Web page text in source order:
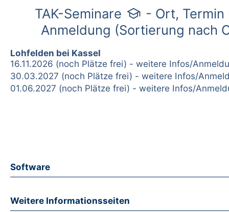
TAK-Seminare school - Ort, Termin
Anmeldung (Sortierung nach
Lohfelden bei Kassel
16.11.2026 (noch Plätze frei) - weitere Infos/
30.03.2027 (noch Plätze frei) - weitere Infos/
01.06.2027 (noch Plätze frei) - weitere Infos/
Software
Weitere Informationsseiten